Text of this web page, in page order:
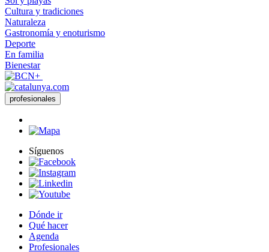
Cultura y tradiciones
Naturaleza
Gastronomía y enoturismo
Deporte
En familia
Bienestar
profesionales
Síguenos
Dónde ir
Qué hacer
Agenda
Profesionales